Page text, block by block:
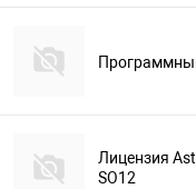
Лицензия
SO12